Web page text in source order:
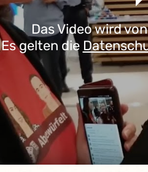
Das Video wird
Es gelten die